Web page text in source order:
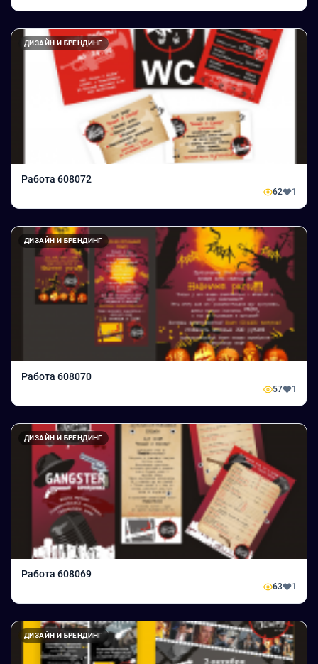
ДИЗАЙН И БРЕНДИНГ
Работа 608072
62 1
ДИЗАЙН И БРЕНДИНГ
Работа 608070
57 1
ДИЗАЙН И БРЕНДИНГ
Работа 608069
63 1
ДИЗАЙН И БРЕНДИНГ